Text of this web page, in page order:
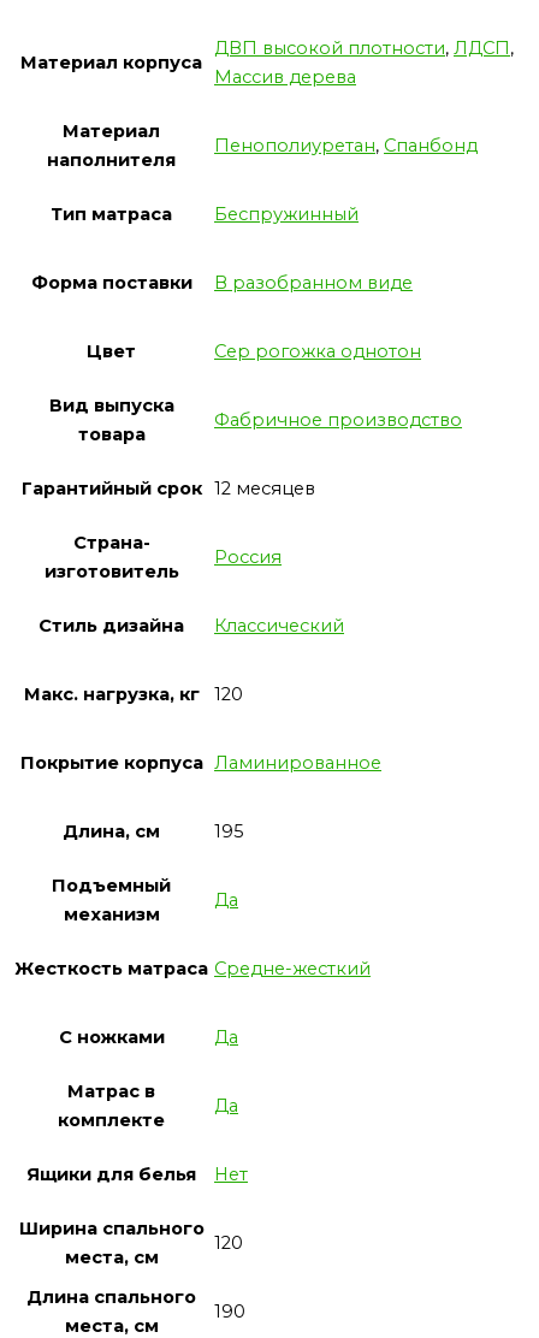
Материал корпуса
ДВП высокой плотности, ЛДСП ,
Массив дерева
Материал
наполнителя
Пенополиуретан, Спанбонд
Тип матраса Беспружинный
Форма поставки В разобранном виде
Цвет Сер рогожка однотон
Вид выпуска
товара
Фабричное производство
Гарантийный срок 12 месяцев
Страна-
изготовитель
Россия
Стиль дизайна Классический
Макс. нагрузка, кг 120
Покрытие корпуса Ламинированное
Длина, см 195
Подъемный
механизм
Да
Жесткость матраса Средне-жесткий
С ножками Да
Матрас в
комплекте
Да
Ящики для белья Нет
Ширина спального
места, см
120
Длина спального
места, см
190